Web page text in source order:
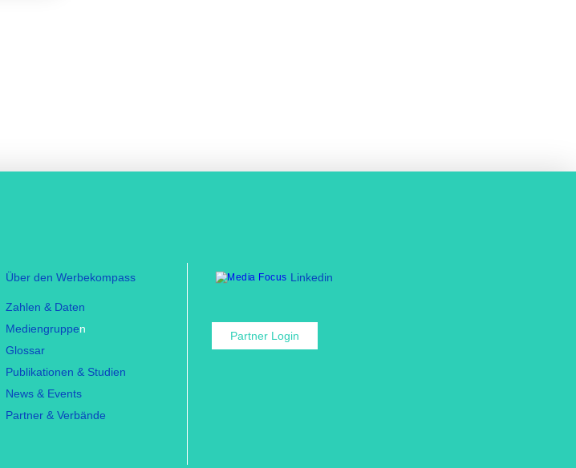
Über den Werbekompass
Zahlen & Daten
Mediengruppen
Glossar
Publikationen & Studien
News & Events
Partner & Verbände
Linkedin
Partner Login